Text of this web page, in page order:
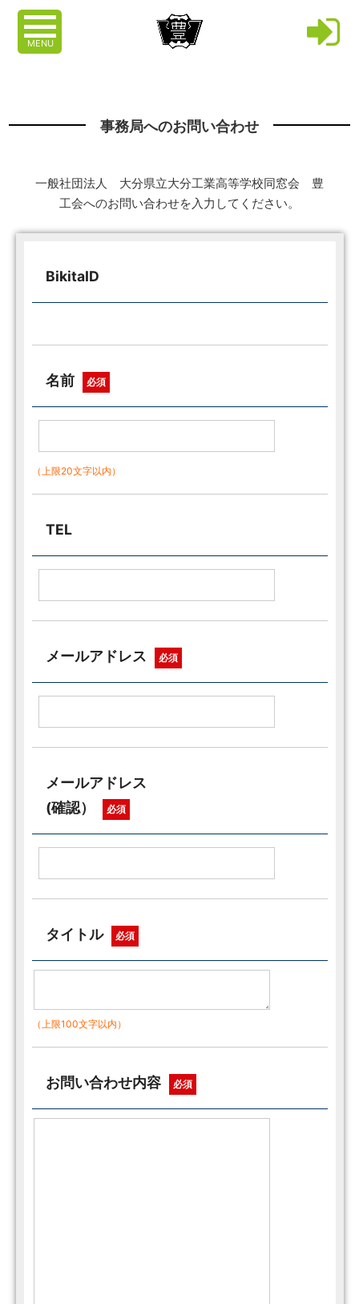
MENU
事務局へのお問い合わせ
一般社団法人 大分県立大分工業高等学校同窓会 豊
工会へのお問い合わせを入力してください。
BikitaID
名前 必須
（上限20文字以内）
TEL
メールアドレス 必須
メールアドレス
(確認）
必須
タイトル 必須
（上限100文字以内）
お問い合わせ内容 必須